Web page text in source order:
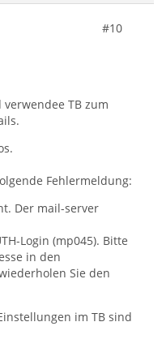
#10
TB zum
Fehlermeldung:
Der mail-server
Login (mp045). Bitte
in den
Sie den
im TB sind